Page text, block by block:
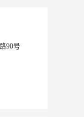
90号